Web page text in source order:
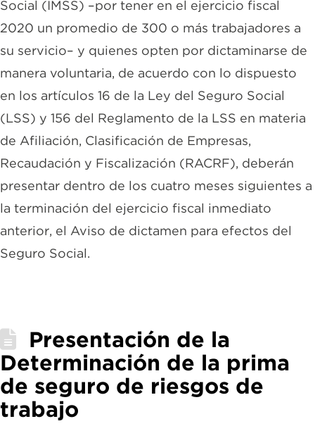
Social (IMSS) –por tener en el ejercicio fiscal
2020 un promedio de 300 o más trabajadores a
su servicio– y quienes opten por dictaminarse de
manera voluntaria, de acuerdo con lo dispuesto
en los artículos 16 de la Ley del Seguro Social
(LSS) y 156 del Reglamento de la LSS en materia
de Afiliación, Clasificación de Empresas,
Recaudación y Fiscalización (RACRF), deberán
presentar dentro de los cuatro meses siguientes a
la terminación del ejercicio fiscal inmediato
anterior, el Aviso de dictamen para efectos del
Seguro Social.
Presentación de la
Determinación de la prima
de seguro de riesgos de
trabajo